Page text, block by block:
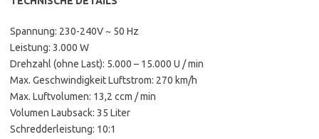
Spannung: 230-240V ~ 50 Hz
Leistung: 3.000 W
Drehzahl (ohne Last): 5.000 – 15.000 U / min
Max. Geschwindigkeit Luftstrom: 270 km/h
Max. Luftvolumen: 13,2 ccm / min
Volumen Laubsack: 35 Liter
Schredderleistung: 10:1